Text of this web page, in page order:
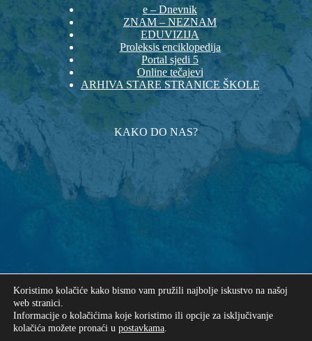
e – Dnevnik
ZNAM – NEZNAM
EDUVIZIJA
Proleksis enciklopedija
Portal sjedi 5
Online tečajevi
ARHIVA STARE STRANICE ŠKOLE
KAKO DO NAS?
Koristimo kolačiće kako bismo vam pružili najbolje iskustvo na našoj
web stranici.
Informacije o kolačićima koje koristimo ili opcije za isključivanje
kolačića možete pronaći u postavkama.